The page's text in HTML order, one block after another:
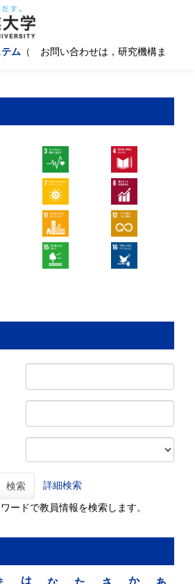
ム （ お問い合わせは，研究機構ま
検索 詳細検索
ードで教員情報を検索します。
あ
か
さ
た
な
は